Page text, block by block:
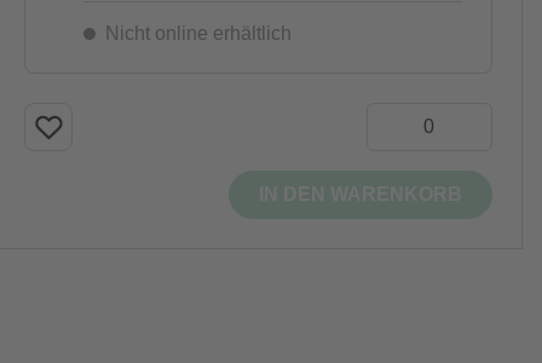
Nicht online erhältlich